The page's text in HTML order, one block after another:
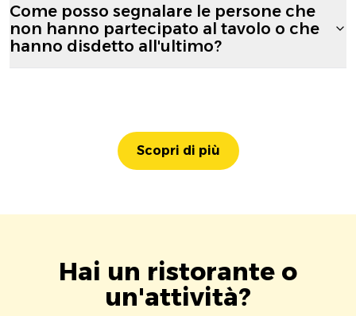
Come posso segnalare le persone che
non hanno partecipato al tavolo o che
hanno disdetto all'ultimo?
Scopri di più
Hai un ristorante o
un'attività?